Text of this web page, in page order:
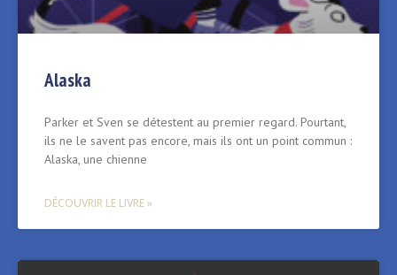
Alaska
Parker et Sven se détestent au premier regard. Pourtant,
ils ne le savent pas encore, mais ils ont un point commun :
Alaska, une chienne
DÉCOUVRIR LE LIVRE »